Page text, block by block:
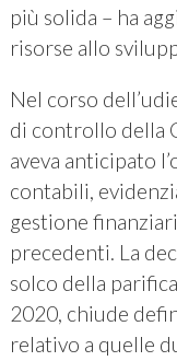
più solida – ha
risorse allo
Nel corso
di controllo della
aveva anticipato
contabili,
gestione
precedenti. La
solco della
2020, chiude
relativo a quelle